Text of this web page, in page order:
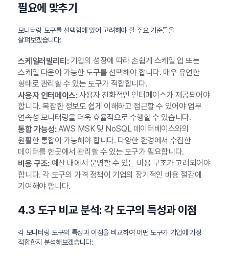
필요에 맞추기
모니터링 도구를 선택함에 있어 고려해야 할 주요 기준들을
살펴보겠습니다:
스케일러빌리티:기업의 성장에 따라 손쉽게 스케일 업 또는
스케일 다운이 가능한 도구를 선택해야 합니다. 매우 유연한
형태로 관리할 수 있는 도구가 적합합니다.
사용자 인터페이스:사용자 친화적인 인터페이스가 제공되어야
합니다. 복잡한 정보도 쉽게 이해하고 접근할 수 있어야 업무
연속성 모니터링을 더욱 효율적으로 수행할 수 있습니다.
통합 가능성:AWS MSK 및 NoSQL 데이터베이스와의
원활한 통합이 가능해야 합니다. 다양한 환경에서 수집한
데이터를 한곳에서 관리할 수 있는 도구가 필요합니다.
비용 구조:예산 내에서 운영할 수 있는 비용 구조가 고려되어야
합니다. 각 도구의 가격 정책이 기업의 장기적인 비용 절감에
기여해야 합니다.
4.3 도구 비교 분석: 각 도구의 특성과 이점
각 모니터링 도구의 특성과 이점을 비교하여 어떤 도구가 기업에 가장
적합한지 분석해보겠습니다: